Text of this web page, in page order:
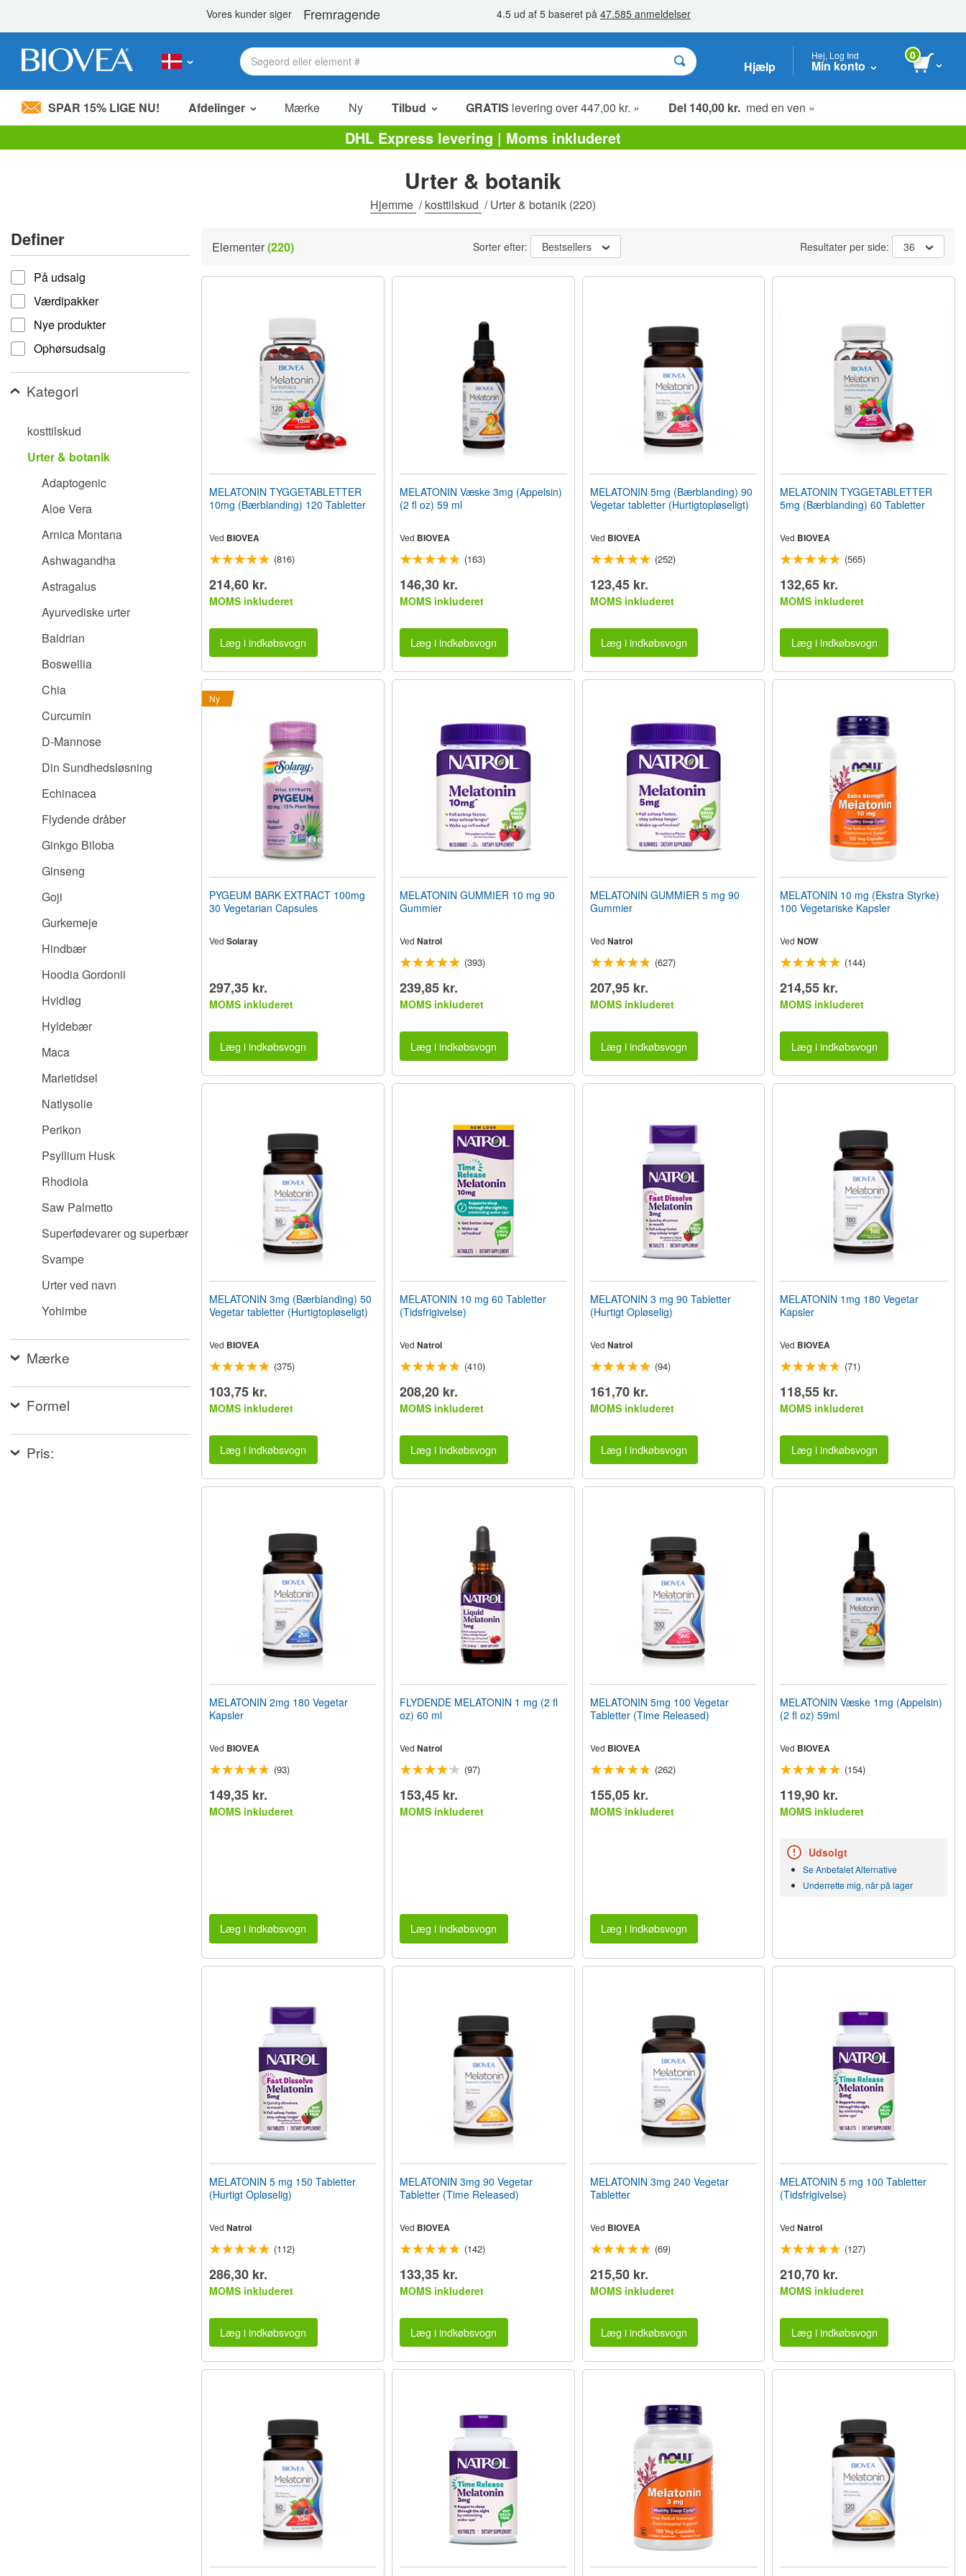
Bemærk:
Control-
F11
for
justere
hjemmesiden
synshandicappede,
der
bruger
skærmlæser;
Control-
tilgængelighedsmenu.
Hjælp
Hej, Log Ind
Min konto
0
SPAR 15% LIGE NU! Afdelinger Mærke Ny Tilbud GRATIS levering over 447,00 kr. » Del 140,00 kr. med en ven »
Salg poster
Værdipakker
Ophørsudsalg
DHL Express levering | Moms inkluderet
Urter & botanik
Hjemme /kosttilskud /Urter & botanik (220)
Definer
Definer
På udsalg
Værdipakker
Nye produkter
Ophørsudsalg
Kategori
kosttilskud
Urter & botanik
Adaptogenic
Aloe Vera
Arnica Montana
Ashwagandha
Astragalus
Ayurvediske urter
Baldrian
Boswellia
Chia
Curcumin
D-Mannose
Din Sundhedsløsning
Echinacea
Flydende dråber
Ginkgo Biloba
Ginseng
Goji
Gurkemeje
Hindbær
Hoodia Gordonii
Hvidløg
Hyldebær
Maca
Marietidsel
Natlysolie
Perikon
Psyllium Husk
Rhodiola
Saw Palmetto
Superfødevarer og superbær
Svampe
Urter ved navn
Yohimbe
Mærke
Formel
Pris:
Elementer(220) Sorter efter: Bestsellers Resultater per side: 36
MELATONIN TYGGETABLETTER
10mg (Bærblanding) 120 Tabletter
Ved BIOVEA
(816)
214,60 kr.
MOMS inkluderet
Læg i indkøbsvogn
MELATONIN Væske 3mg (Appelsin)
(2 fl oz) 59 ml
Ved BIOVEA
(163)
146,30 kr.
MOMS inkluderet
Læg i indkøbsvogn
MELATONIN 5mg (Bærblanding) 90
Vegetar tabletter (Hurtigtopløseligt)
Ved BIOVEA
(252)
123,45 kr.
MOMS inkluderet
Læg i indkøbsvogn
MELATONIN TYGGETABLETTER
5mg (Bærblanding) 60 Tabletter
Ved BIOVEA
(565)
132,65 kr.
MOMS inkluderet
Læg i indkøbsvogn
Ny
PYGEUM BARK EXTRACT 100mg
30 Vegetarian Capsules
Ved Solaray
297,35 kr.
MOMS inkluderet
Læg i indkøbsvogn
MELATONIN GUMMIER 10 mg 90
Gummier
Ved Natrol
(393)
239,85 kr.
MOMS inkluderet
Læg i indkøbsvogn
MELATONIN GUMMIER 5 mg 90
Gummier
Ved Natrol
(627)
207,95 kr.
MOMS inkluderet
Læg i indkøbsvogn
MELATONIN 10 mg (Ekstra Styrke)
100 Vegetariske Kapsler
Ved NOW
(144)
214,55 kr.
MOMS inkluderet
Læg i indkøbsvogn
MELATONIN 3mg (Bærblanding) 50
Vegetar tabletter (Hurtigtopløseligt)
Ved BIOVEA
(375)
103,75 kr.
MOMS inkluderet
Læg i indkøbsvogn
MELATONIN 10 mg 60 Tabletter
(Tidsfrigivelse)
Ved Natrol
(410)
208,20 kr.
MOMS inkluderet
Læg i indkøbsvogn
MELATONIN 3 mg 90 Tabletter
(Hurtigt Opløselig)
Ved Natrol
(94)
161,70 kr.
MOMS inkluderet
Læg i indkøbsvogn
MELATONIN 1mg 180 Vegetar
Kapsler
Ved BIOVEA
(71)
118,55 kr.
MOMS inkluderet
Læg i indkøbsvogn
MELATONIN 2mg 180 Vegetar
Kapsler
Ved BIOVEA
(93)
149,35 kr.
MOMS inkluderet
Læg i indkøbsvogn
FLYDENDE MELATONIN 1 mg (2 fl
oz) 60 ml
Ved Natrol
(97)
153,45 kr.
MOMS inkluderet
Læg i indkøbsvogn
MELATONIN 5mg 100 Vegetar
Tabletter (Time Released)
Ved BIOVEA
(262)
155,05 kr.
MOMS inkluderet
Læg i indkøbsvogn
MELATONIN Væske 1mg (Appelsin)
(2 fl oz) 59ml
Ved BIOVEA
(154)
119,90 kr.
MOMS inkluderet
Udsolgt
Se Anbefalet Alternative
Underrette mig, når på lager
MELATONIN 5 mg 150 Tabletter
(Hurtigt Opløselig)
Ved Natrol
(112)
286,30 kr.
MOMS inkluderet
Læg i indkøbsvogn
MELATONIN 3mg 90 Vegetar
Tabletter (Time Released)
Ved BIOVEA
(142)
133,35 kr.
MOMS inkluderet
Læg i indkøbsvogn
MELATONIN 3mg 240 Vegetar
Tabletter
Ved BIOVEA
(69)
215,50 kr.
MOMS inkluderet
Læg i indkøbsvogn
MELATONIN 5 mg 100 Tabletter
(Tidsfrigivelse)
Ved Natrol
(127)
210,70 kr.
MOMS inkluderet
Læg i indkøbsvogn